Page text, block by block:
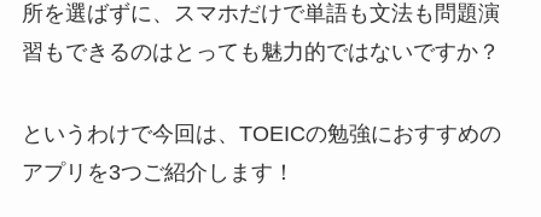
所を選ばずに、スマホだけで単語も文法も問題演
習もできるのはとっても魅力的ではないですか？
というわけで今回は、 TOEICの勉強におすすめの
アプリを3つご紹介します！